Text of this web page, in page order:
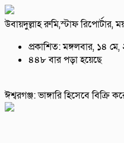
উবায়দুল্লাহ রুমি,স্টাফ রিপোর্টার,
প্রকাশিত: মঙ্গলবার, ১৪
৪৪৮ বার পড়া হয়েছে
ঈশ্বরগঞ্জ: ভাঙ্গারি হিসেবে বিক্রি